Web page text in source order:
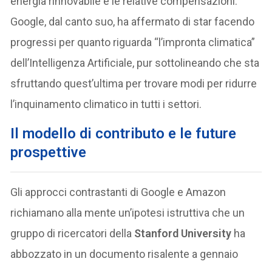
Google, dal canto suo, ha affermato di star facendo
progressi per quanto riguarda “l’impronta climatica”
dell’Intelligenza Artificiale, pur sottolineando che sta
sfruttando quest’ultima per trovare modi per ridurre
l’inquinamento climatico in tutti i settori.
Il modello di contributo e le future
prospettive
Gli approcci contrastanti di Google e Amazon
richiamano alla mente un’ipotesi istruttiva che un
gruppo di ricercatori della Stanford University ha
abbozzato in un documento risalente a gennaio